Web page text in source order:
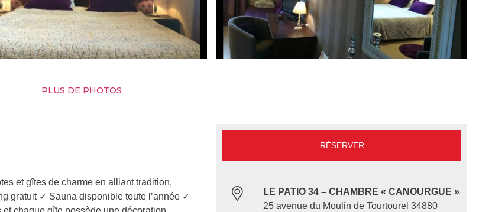
PLUS DE PHOTOS
et gîtes de charme en alliant tradition,
gratuit ✓ Sauna disponible toute l’année ✓
RÉSERVER
LE PATIO 34 – CHAMBRE « CANOURGUE »
25 avenue du Moulin de Tourtourel 34880